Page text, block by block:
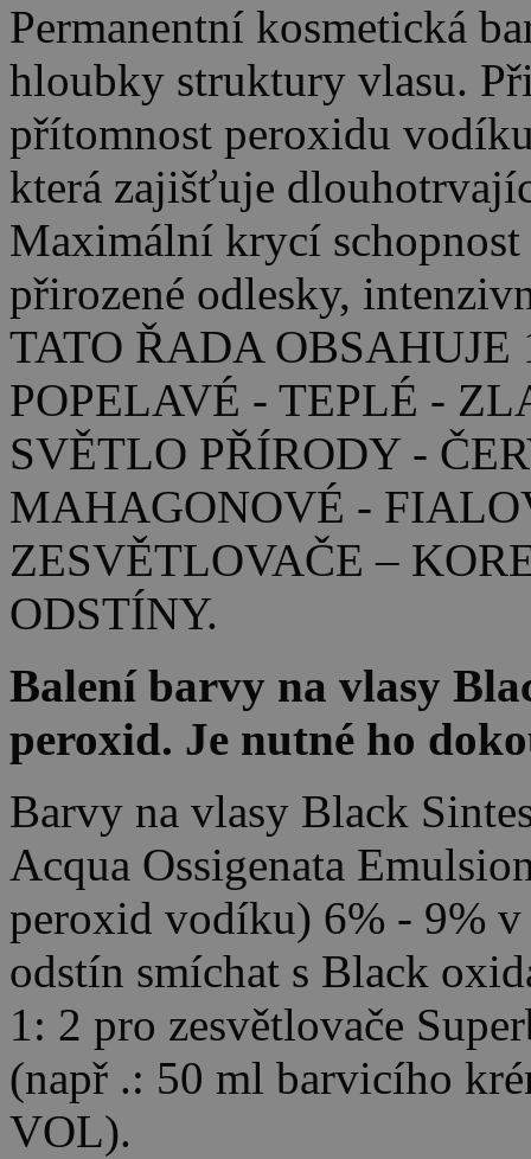
Permanentní kosmetická
hloubky struktury vlasu.
přítomnost peroxidu
která zajišťuje
Maximální krycí schopnost
přirozené odlesky,
TATO ŘADA
POPELAVÉ - TEPLÉ -
SVĚTLO PŘÍRODY -
MAHAGONOVÉ -
ZESVĚTLOVAČE –
ODSTÍNY.
Balení barvy na vlasy
peroxid. Je nutné ho
Barvy na vlasy Black
Acqua Ossigenata
peroxid vodíku) 6% - 9%
odstín smíchat s Black
1: 2 pro zesvětlovače
(např .: 50 ml barvicího
VOL).